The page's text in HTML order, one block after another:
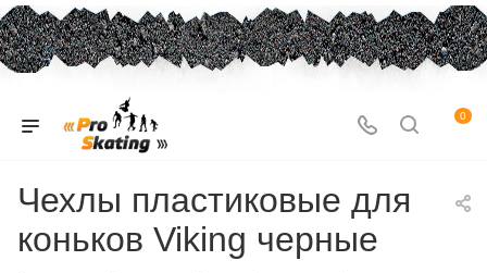
0
Чехлы пластиковые для
коньков Viking черные